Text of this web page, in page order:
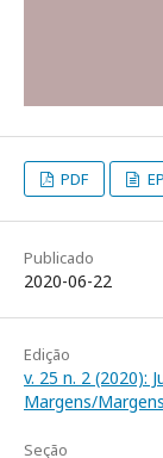
PDF
Publicado
2020-06-22
Edição
v. 25 n. 2 (2020):
Margens/
Seção